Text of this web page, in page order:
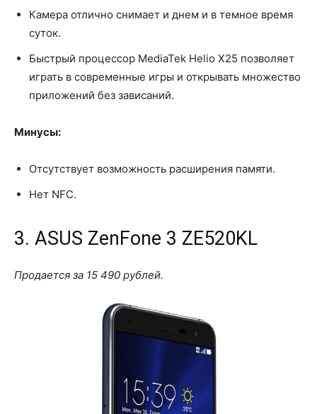
Камера отлично снимает и днем и в темное время
суток.
Быстрый процессор MediaTek Helio X25 позволяет
играть в современные игры и открывать множество
приложений без зависаний.
Минусы:
Отсутствует возможность расширения памяти.
Нет NFC.
3. ASUS ZenFone 3 ZE520KL
Продается за 15 490 рублей.